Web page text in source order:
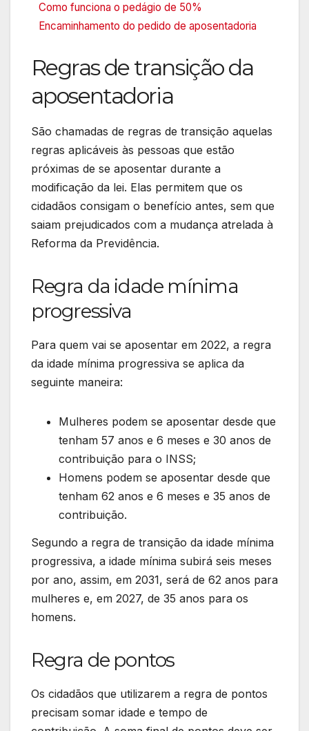
Como funciona o pedágio de 50%
Encaminhamento do pedido de aposentadoria
Regras de transição da
aposentadoria
São chamadas de regras de transição aquelas
regras aplicáveis às pessoas que estão
próximas de se aposentar durante a
modificação da lei. Elas permitem que os
cidadãos consigam o benefício antes, sem que
saiam prejudicados com a mudança atrelada à
Reforma da Previdência.
Regra da idade mínima
progressiva
Para quem vai se aposentar em 2022, a regra
da idade mínima progressiva se aplica da
seguinte maneira:
Mulheres podem se aposentar desde que
tenham 57 anos e 6 meses e 30 anos de
contribuição para o INSS;
Homens podem se aposentar desde que
tenham 62 anos e 6 meses e 35 anos de
contribuição.
Segundo a regra de transição da idade mínima
progressiva, a idade mínima subirá seis meses
por ano, assim, em 2031, será de 62 anos para
mulheres e, em 2027, de 35 anos para os
homens.
Regra de pontos
Os cidadãos que utilizarem a regra de pontos
precisam somar idade e tempo de